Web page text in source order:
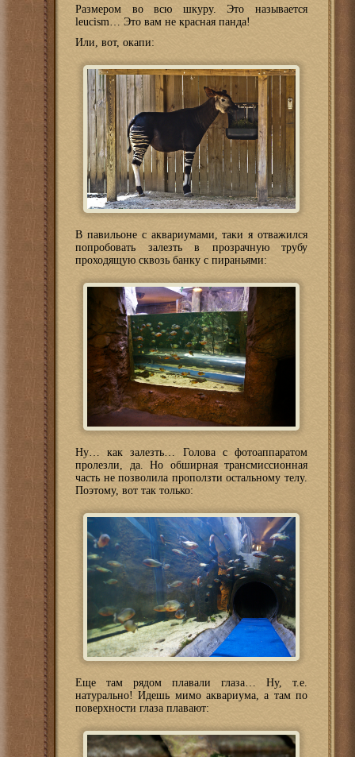
Размером во всю шкуру. Это называется
leucism… Это вам не красная панда!
Или, вот, окапи:
В павильоне с аквариумами, таки я отважился
попробовать залезть в прозрачную трубу
проходящую сквозь банку с пираньями:
Ну… как залезть… Голова с фотоаппаратом
пролезли, да. Но обширная трансмиссионная
часть не позволила проползти остальному телу.
Поэтому, вот так только:
Еще там рядом плавали глаза… Ну, т.е.
натурально! Идешь мимо аквариума, а там по
поверхности глаза плавают: